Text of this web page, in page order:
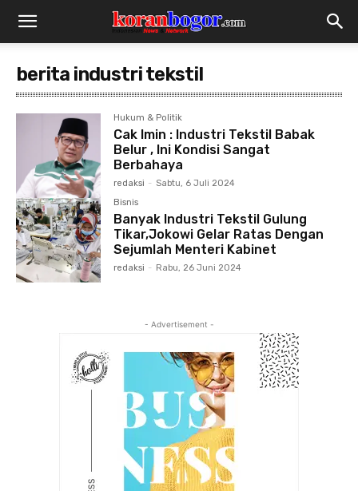
berita industri tekstil
Hukum & Politik
Cak Imin : Industri Tekstil Babak
Belur , Ini Kondisi Sangat
Berbahaya
redaksi - Sabtu, 6 Juli 2024
Bisnis
Banyak Industri Tekstil Gulung
Tikar,Jokowi Gelar Ratas Dengan
Sejumlah Menteri Kabinet
redaksi - Rabu, 26 Juni 2024
- Advertisement -